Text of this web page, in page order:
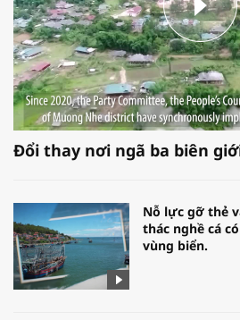
Đổi thay nơi ngã ba biên
Nỗ lực gỡ thẻ
thác nghề cá
vùng biển.